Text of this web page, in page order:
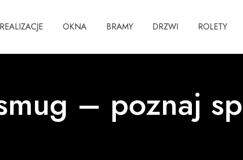
REALIZACJE OKNA BRAMY DRZWI ROLETY
– poznaj